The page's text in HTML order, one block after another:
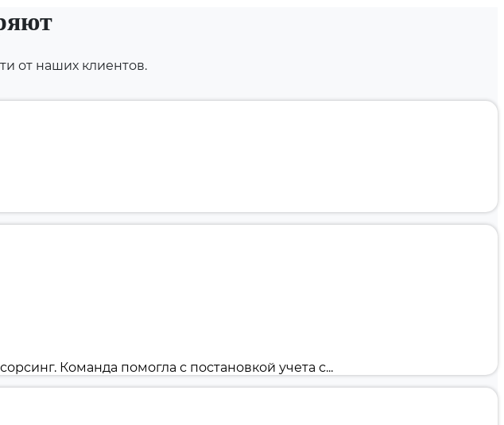
от наших клиентов.
Команда помогла с постановкой учета с...